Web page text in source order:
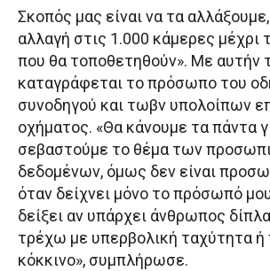
Σκοπός μας είναι να τα αλλάξουμε,
αλλαγή στις 1.000 κάμερες μέχρι
που θα τοποθετηθούν». Με αυτήν
καταγράφεται το πρόσωπο του
συνοδηγού και τωβν υπολοίπων
οχήματος. «Θα κάνουμε τα πάντα
σεβαστούμε το θέμα των
δεδομένων, όμως δεν είναι
όταν δείχνει μόνο το πρόσωπό
δείξει αν υπάρχει άνθρωπος
τρέχω με υπερβολική ταχύτητα
κόκκινο», συμπλήρωσε.